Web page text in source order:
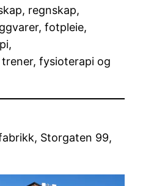
regnskap,
fotpleie,
fysioterapi og
Storgaten 99,